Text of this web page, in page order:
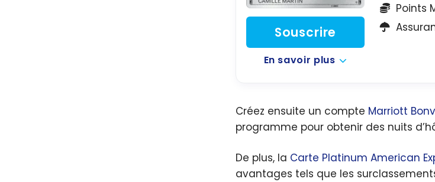
Points
Souscrire
En savoir plus
Créez ensuite un compte Marriott
programme pour obtenir des nuits
De plus, la Carte Platinum American
avantages tels que les